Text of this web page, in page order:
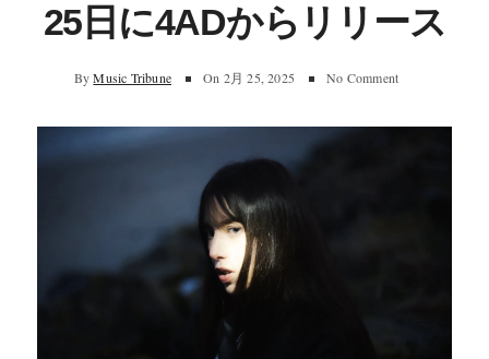
25日に4ADからリリース
By Music Tribune On 2月 25, 2025 No Comment